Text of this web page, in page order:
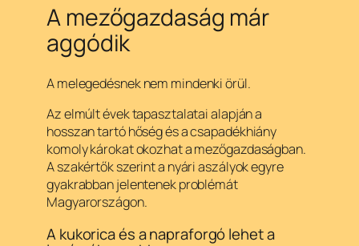
A mezőgazdaság már
aggódik
A melegedésnek nem mindenki örül.
Az elmúlt évek tapasztalatai alapján a
hosszan tartó hőség és a csapadékhiány
komoly károkat okozhat a mezőgazdaságban.
A szakértők szerint a nyári aszályok egyre
gyakrabban jelentenek problémát
Magyarországon.
A kukorica és a napraforgó lehet a